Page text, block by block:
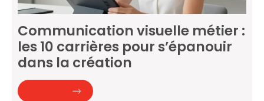
Communication visuelle métier :
les 10 carrières pour s’épanouir
dans la création